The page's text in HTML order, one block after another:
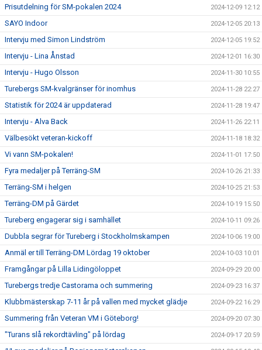
Prisutdelning för SM-pokalen 2024 2024-12-09 12:12
SAYO Indoor 2024-12-05 20:13
Intervju med Simon Lindström 2024-12-05 19:52
Intervju - Lina Ånstad 2024-12-01 16:30
Intervju - Hugo Olsson 2024-11-30 10:55
Turebergs SM-kvalgränser för inomhus 2024-11-28 22:27
Statistik för 2024 är uppdaterad 2024-11-28 19:47
Intervju - Alva Back 2024-11-26 22:11
Välbesökt veteran-kickoff 2024-11-18 18:32
Vi vann SM-pokalen! 2024-11-01 17:50
Fyra medaljer på Terräng-SM 2024-10-26 21:33
Terräng-SM i helgen 2024-10-25 21:53
Terräng-DM på Gärdet 2024-10-19 15:50
Tureberg engagerar sig i samhället 2024-10-11 09:26
Dubbla segrar för Tureberg i Stockholmskampen 2024-10-06 19:00
Anmäl er till Terräng-DM Lördag 19 oktober 2024-10-03 10:01
Framgångar på Lilla Lidingöloppet 2024-09-29 20:00
Turebergs tredje Castorama och summering 2024-09-23 16:37
Klubbmästerskap 7-11 år på vallen med mycket glädje 2024-09-22 16:29
Summering från Veteran VM i Göteborg! 2024-09-20 07:30
"Turans slå rekordtävling" på lördag 2024-09-17 20:59